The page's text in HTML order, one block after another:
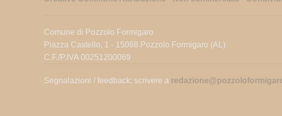
Comune di Pozzolo Formigaro
Piazza Castello, 1 - 15068 Pozzolo Formigaro (AL)
C.F./P.IVA 00251200069
Segnalazioni / feedback: scrivere a